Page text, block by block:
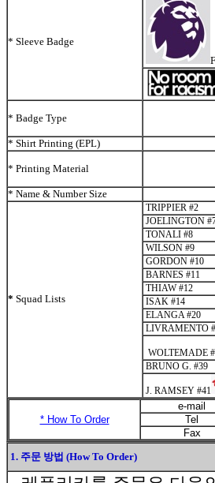
* Sleeve Badge
* Badge Type
* Shirt Printing (EPL)
* Printing Material
* Name & Number Size
* Squad Lists
TRIPPIER #2
JOELINGTON
TONALI #8
WILSON #9
GORDON #10
BARNES #11
THIAW #12
ISAK #14
ELANGA #20
LIVRAMENTO
WOLTEMADE
BRUNO G. #39
J. RAMSEY #41
* How To Order
e-mail
Tel
Fax
1. 주문 방법 (How To Order)